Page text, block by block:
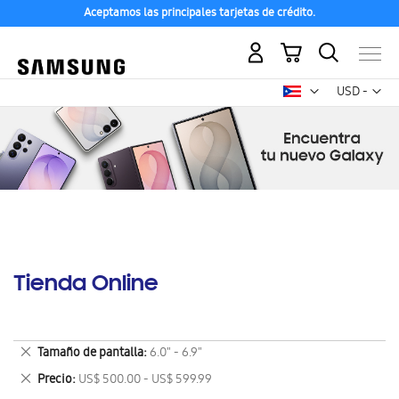
Aceptamos las principales tarjetas de crédito.
USD -
dólar
Mi carrito
Tienda Online
Tamaño de pantalla 6.0" - 6.9"
Eliminar
este
artículo
Precio US$ 500.00 - US$ 599.99
Eliminar